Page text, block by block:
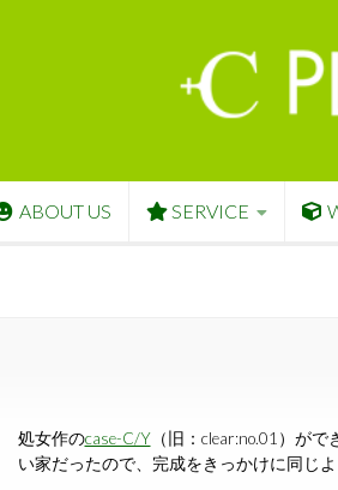
ABOUT US SERVICE
処女作のcase-C/Y（旧：clear:no.01）が
い家だったので、完成をきっかけに同じ